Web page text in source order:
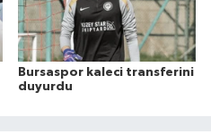
Bursaspor kaleci transferini
duyurdu